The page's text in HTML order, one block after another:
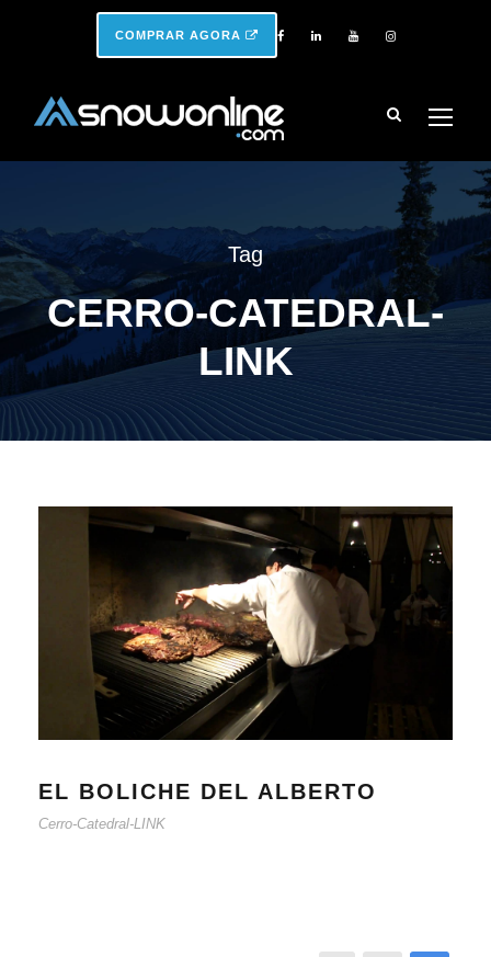
COMPRAR AGORA
Tag
CERRO-CATEDRAL-
LINK
EL BOLICHE DEL ALBERTO
Cerro-Catedral-LINK